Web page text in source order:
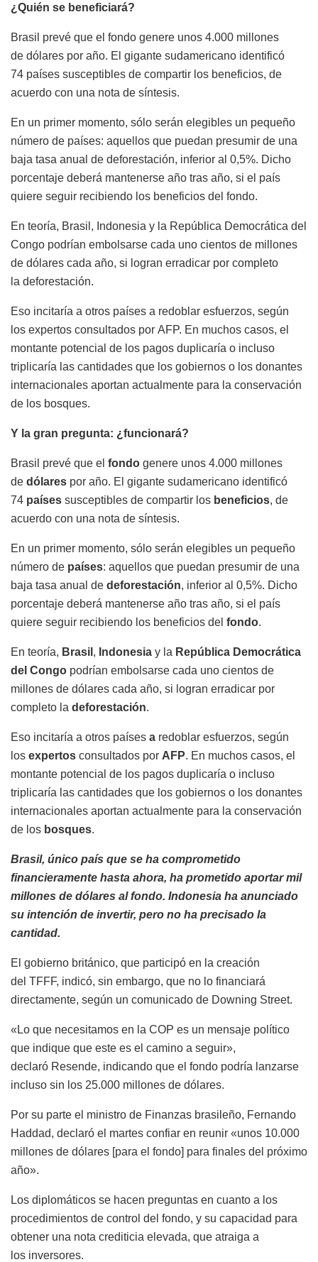
¿Quién se beneficiará?
Brasil prevé que el fondo genere unos 4.000 millones
de dólares por año. El gigante sudamericano identificó
74 países susceptibles de compartir los beneficios, de
acuerdo con una nota de síntesis.
En un primer momento, sólo serán elegibles un pequeño
número de países: aquellos que puedan presumir de una
baja tasa anual de deforestación, inferior al 0,5%. Dicho
porcentaje deberá mantenerse año tras año, si el país
quiere seguir recibiendo los beneficios del fondo.
En teoría, Brasil, Indonesia y la República Democrática del
Congo podrían embolsarse cada uno cientos de millones
de dólares cada año, si logran erradicar por completo
la deforestación.
Eso incitaría a otros países a redoblar esfuerzos, según
los expertos consultados por AFP. En muchos casos, el
montante potencial de los pagos duplicaría o incluso
triplicaría las cantidades que los gobiernos o los donantes
internacionales aportan actualmente para la conservación
de los bosques.
Y la gran pregunta: ¿funcionará?
Brasil prevé que el fondo genere unos 4.000 millones
de dólares por año. El gigante sudamericano identificó
74 países susceptibles de compartir los beneficios, de
acuerdo con una nota de síntesis.
En un primer momento, sólo serán elegibles un pequeño
número de países: aquellos que puedan presumir de una
baja tasa anual de deforestación, inferior al 0,5%. Dicho
porcentaje deberá mantenerse año tras año, si el país
quiere seguir recibiendo los beneficios del fondo.
En teoría, Brasil , Indonesia y la República Democrática
del Congo podrían embolsarse cada uno cientos de
millones de dólares cada año, si logran erradicar por
completo la deforestación.
Eso incitaría a otros países a redoblar esfuerzos, según
los expertos consultados por AFP. En muchos casos, el
montante potencial de los pagos duplicaría o incluso
triplicaría las cantidades que los gobiernos o los donantes
internacionales aportan actualmente para la conservación
de los bosques.
Brasil, único país que se ha comprometido
financieramente hasta ahora, ha prometido aportar mil
millones de dólares al fondo. Indonesia ha anunciado
su intención de invertir, pero no ha precisado la
cantidad.
El gobierno británico, que participó en la creación
del TFFF, indicó, sin embargo, que no lo financiará
directamente, según un comunicado de Downing Street.
«Lo que necesitamos en la COP es un mensaje político
que indique que este es el camino a seguir»,
declaró Resende, indicando que el fondo podría lanzarse
incluso sin los 25.000 millones de dólares.
Por su parte el ministro de Finanzas brasileño, Fernando
Haddad, declaró el martes confiar en reunir «unos 10.000
millones de dólares [para el fondo] para finales del próximo
año».
Los diplomáticos se hacen preguntas en cuanto a los
procedimientos de control del fondo, y su capacidad para
obtener una nota crediticia elevada, que atraiga a
los inversores.